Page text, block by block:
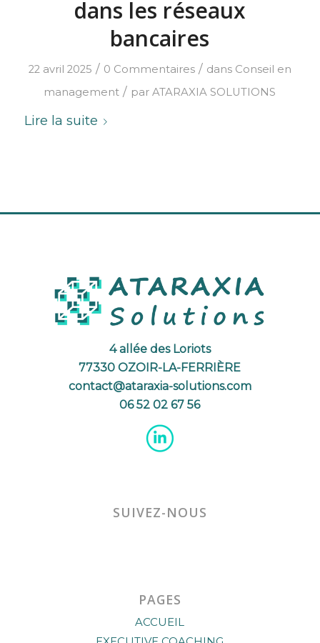
dans les réseaux
bancaires
22 avril 2025 / 0 Commentaires / dans Conseil en
management / parATARAXIA SOLUTIONS
Lire la suite
4 allée des Loriots
77330 OZOIR-LA-FERRIÈRE
contact@ataraxia-solutions.com
06 52 02 67 56
SUIVEZ-NOUS
PAGES
ACCUEIL